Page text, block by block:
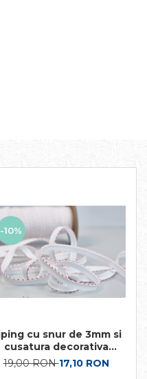
-10%
cu snur de 3mm si
cusatura decorativa
manuala
19,00 RON17,10 RON